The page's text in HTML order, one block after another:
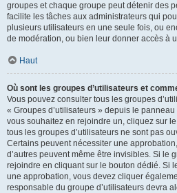
groupes et chaque groupe peut détenir des
facilite les tâches aux administrateurs qui
plusieurs utilisateurs en une seule fois, ou
de modération, ou bien leur donner accès à
Haut
Où sont les groupes d’utilisateurs et
Vous pouvez consulter tous les groupes
« Groupes d’utilisateurs » depuis le
vous souhaitez en rejoindre un, cliquez sur
tous les groupes d’utilisateurs ne sont pas
Certains peuvent nécessiter une
d’autres peuvent même être invisibles. Si le
rejoindre en cliquant sur le bouton dédié. Si
une approbation, vous devez cliquer
responsable du groupe d’utilisateurs devra